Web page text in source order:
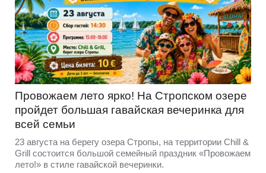
Провожаем лето ярко! На Стропском озере
пройдет большая гавайская вечеринка для
всей семьи
23 августа на берегу озера Стропы, на территории Chill &
Grill состоится большой семейный праздник «Провожаем
лето!» в стиле гавайской вечеринки.